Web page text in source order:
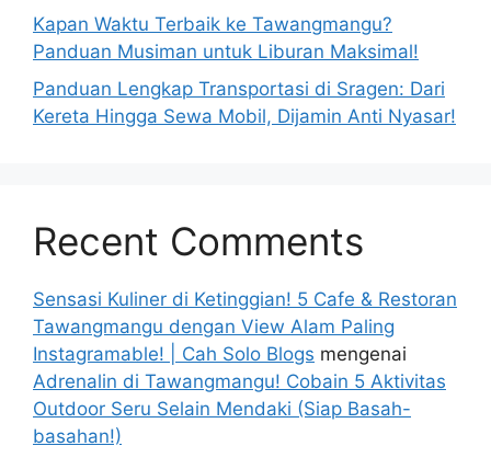
Kapan Waktu Terbaik ke Tawangmangu?
Panduan Musiman untuk Liburan Maksimal!
Panduan Lengkap Transportasi di Sragen: Dari
Kereta Hingga Sewa Mobil, Dijamin Anti Nyasar!
Recent Comments
Sensasi Kuliner di Ketinggian! 5 Cafe & Restoran
Tawangmangu dengan View Alam Paling
Instagramable! | Cah Solo Blogs mengenai
Adrenalin di Tawangmangu! Cobain 5 Aktivitas
Outdoor Seru Selain Mendaki (Siap Basah-
basahan!)